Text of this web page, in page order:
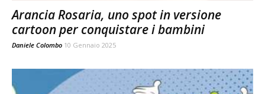
Arancia Rosaria, uno spot in versione
cartoon per conquistare i bambini
Daniele Colombo 10 Gennaio 2025